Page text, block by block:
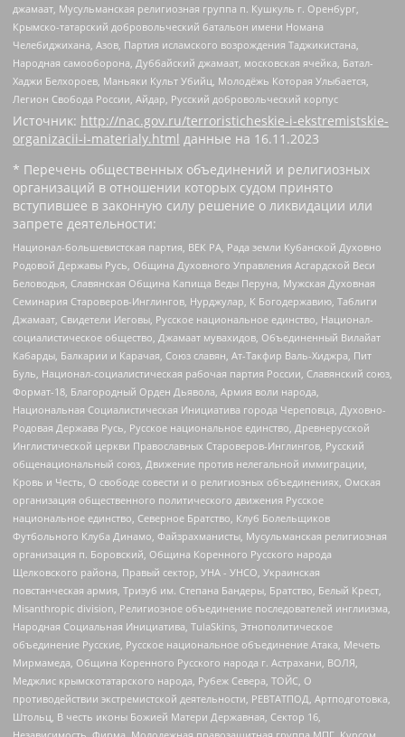
джамаат, Мусульманская религиозная группа п. Кушкуль г. Оренбург,
Крымско-татарский добровольческий батальон имени Номана
Челебиджихана, Азов, Партия исламского возрождения Таджикистана,
Народная самооборона, Дуббайский джамаат, московская ячейка, Батал-
Хаджи Белхороев, Маньяки Культ Убийц, Молодёжь Которая Улыбается,
Легион Свобода России, Айдар, Русский добровольческий корпус
Источник: http://nac.gov.ru/terroristicheskie-i-ekstremistskie-
organizacii-i-materialy.html данные на 16.11.2023
* Перечень общественных объединений и религиозных
организаций в отношении которых судом принято
вступившее в законную силу решение о ликвидации или
запрете деятельности:
Национал-большевистская партия, ВЕК РА, Рада земли Кубанской Духовно
Родовой Державы Русь, Община Духовного Управления Асгардской Веси
Беловодья, Славянская Община Капища Веды Перуна, Мужская Духовная
Семинария Староверов-Инглингов, Нурджулар, К Богодержавию, Таблиги
Джамаат, Свидетели Иеговы, Русское национальное единство, Национал-
социалистическое общество, Джамаат мувахидов, Объединенный Вилайат
Кабарды, Балкарии и Карачая, Союз славян, Ат-Такфир Валь-Хиджра, Пит
Буль, Национал-социалистическая рабочая партия России, Славянский союз,
Формат-18, Благородный Орден Дьявола, Армия воли народа,
Национальная Социалистическая Инициатива города Череповца, Духовно-
Родовая Держава Русь, Русское национальное единство, Древнерусской
Инглистической церкви Православных Староверов-Инглингов, Русский
общенациональный союз, Движение против нелегальной иммиграции,
Кровь и Честь, О свободе совести и о религиозных объединениях, Омская
организация общественного политического движения Русское
национальное единство, Северное Братство, Клуб Болельщиков
Футбольного Клуба Динамо, Файзрахманисты, Мусульманская религиозная
организация п. Боровский, Община Коренного Русского народа
Щелковского района, Правый сектор, УНА - УНСО, Украинская
повстанческая армия, Тризуб им. Степана Бандеры, Братство, Белый Крест,
Misanthropic division, Религиозное объединение последователей инглиизма,
Народная Социальная Инициатива, TulaSkins, Этнополитическое
объединение Русские, Русское национальное объединение Атака, Мечеть
Мирмамеда, Община Коренного Русского народа г. Астрахани, ВОЛЯ,
Меджлис крымскотатарского народа, Рубеж Севера, ТОЙС, О
противодействии экстремистской деятельности, РЕВТАТПОД, Артподготовка,
Штольц, В честь иконы Божией Матери Державная, Сектор 16,